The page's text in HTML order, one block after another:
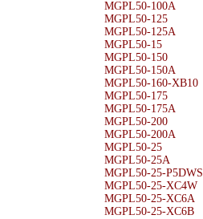
MGPL50-100A
MGPL50-125
MGPL50-125A
MGPL50-15
MGPL50-150
MGPL50-150A
MGPL50-160-XB10
MGPL50-175
MGPL50-175A
MGPL50-200
MGPL50-200A
MGPL50-25
MGPL50-25A
MGPL50-25-
MGPL50-25-XC4W
MGPL50-25-XC6A
MGPL50-25-XC6B